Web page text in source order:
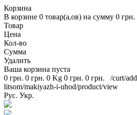
Корзина
В корзине 0 товар(а,ов) на сумму 0 грн.
Товар
Цена
Кол-во
Сумма
Удалить
Ваша корзина пуста
0 грн. 0 грн. 0 Kg 0 грн. 0 грн. /curt/add
litsom/makiyazh-i-uhod/product/view
Рус. Укр.